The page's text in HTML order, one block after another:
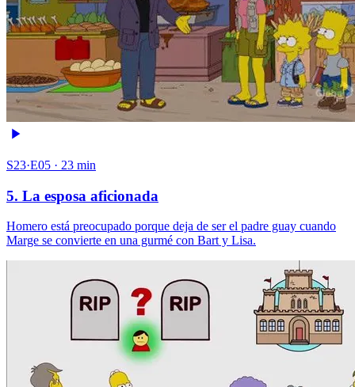
S23·E05 · 23 min
5. La esposa aficionada
Homero está preocupado porque deja de ser el padre guay cuando
Marge se convierte en una gurmé con Bart y Lisa.